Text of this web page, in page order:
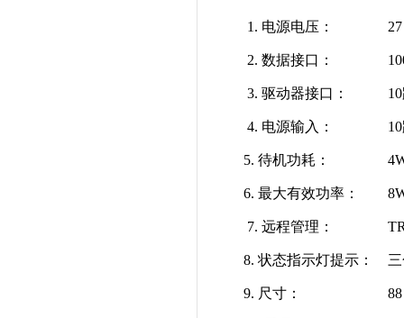
1. 电源电压： 27
2. 数据接口：
3. 驱动器接口： 10
4. 电源输入： 10
5. 待机功耗： 4
6. 最大有效功率： 8
7. 远程管理：
8. 状态指示灯提示： 三
9. 尺寸： 88